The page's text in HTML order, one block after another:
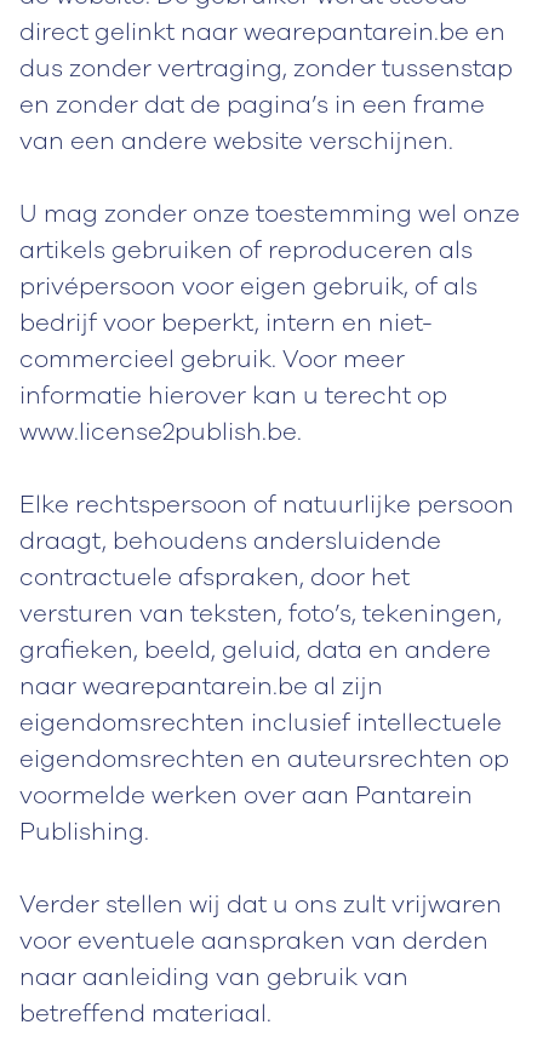
direct gelinkt naar wearepantarein.be en
dus zonder vertraging, zonder tussenstap
en zonder dat de pagina’s in een frame
van een andere website verschijnen.
U mag zonder onze toestemming wel onze
artikels gebruiken of reproduceren als
privépersoon voor eigen gebruik, of als
bedrijf voor beperkt, intern en niet-
commercieel gebruik. Voor meer
informatie hierover kan u terecht op
www.license2publish.be.
Elke rechtspersoon of natuurlijke persoon
draagt, behoudens andersluidende
contractuele afspraken, door het
versturen van teksten, foto’s, tekeningen,
grafieken, beeld, geluid, data en andere
naar wearepantarein.be al zijn
eigendomsrechten inclusief intellectuele
eigendomsrechten en auteursrechten op
voormelde werken over aan Pantarein
Publishing.
Verder stellen wij dat u ons zult vrijwaren
voor eventuele aanspraken van derden
naar aanleiding van gebruik van
betreffend materiaal.